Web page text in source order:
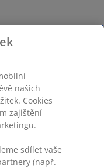
vyrobené z
vzhled.
atmosféry
cm
našich
Cookies
zajištění
sdílet vaše
(např.